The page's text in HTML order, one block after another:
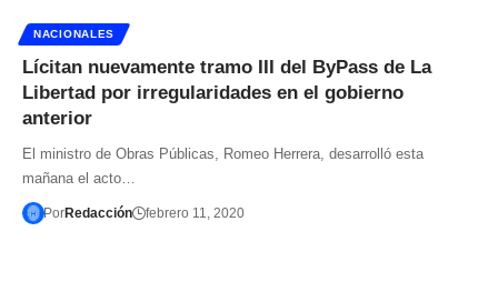
NACIONALES
Lícitan nuevamente tramo III del ByPass de La
Libertad por irregularidades en el gobierno
anterior
El ministro de Obras Públicas, Romeo Herrera, desarrolló esta
mañana el acto…
PorRedacción febrero 11, 2020